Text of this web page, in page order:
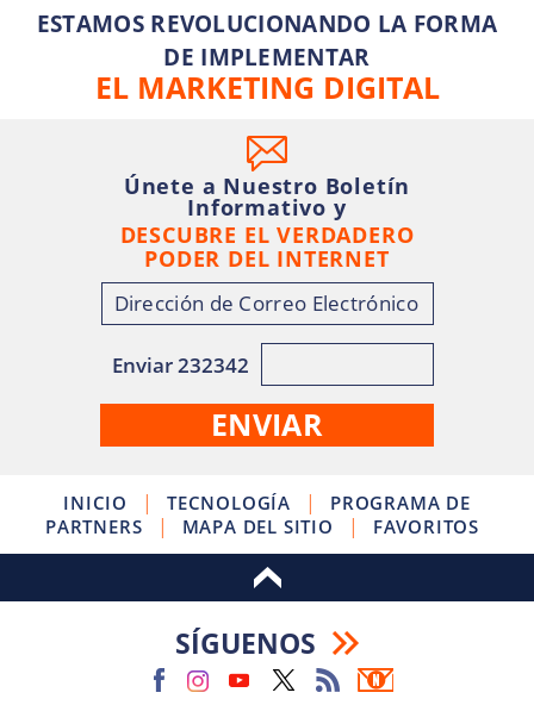
ESTAMOS REVOLUCIONANDO LA FORMA
DE IMPLEMENTAR
EL MARKETING DIGITAL
Únete a Nuestro Boletín
Informativo y
DESCUBRE EL VERDADERO
PODER DEL INTERNET
Enviar 232342
INICIO | TECNOLOGÍA |
PROGRAMA DE
PARTNERS
| MAPA DEL SITIO | FAVORITOS
SÍGUENOS